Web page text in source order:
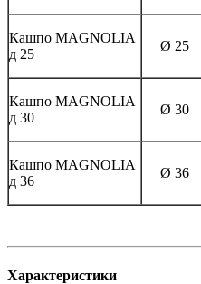
Кашпо MAGNOLIА
д 25
Ø 25
Кашпо MAGNOLIА
д 30
Ø 30
Кашпо MAGNOLIА
д 36
Ø 36
Характеристики